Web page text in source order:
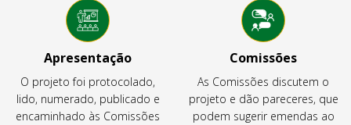
Apresentação
O projeto foi protocolado,
lido, numerado, publicado e
encaminhado às Comissões
Comissões
As Comissões discutem o
projeto e dão pareceres, que
podem sugerir emendas ao